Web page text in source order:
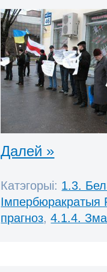
Далей »
Катэгорыі: 1.3.
Імпербюракратыя
прагноз,4.1.4.